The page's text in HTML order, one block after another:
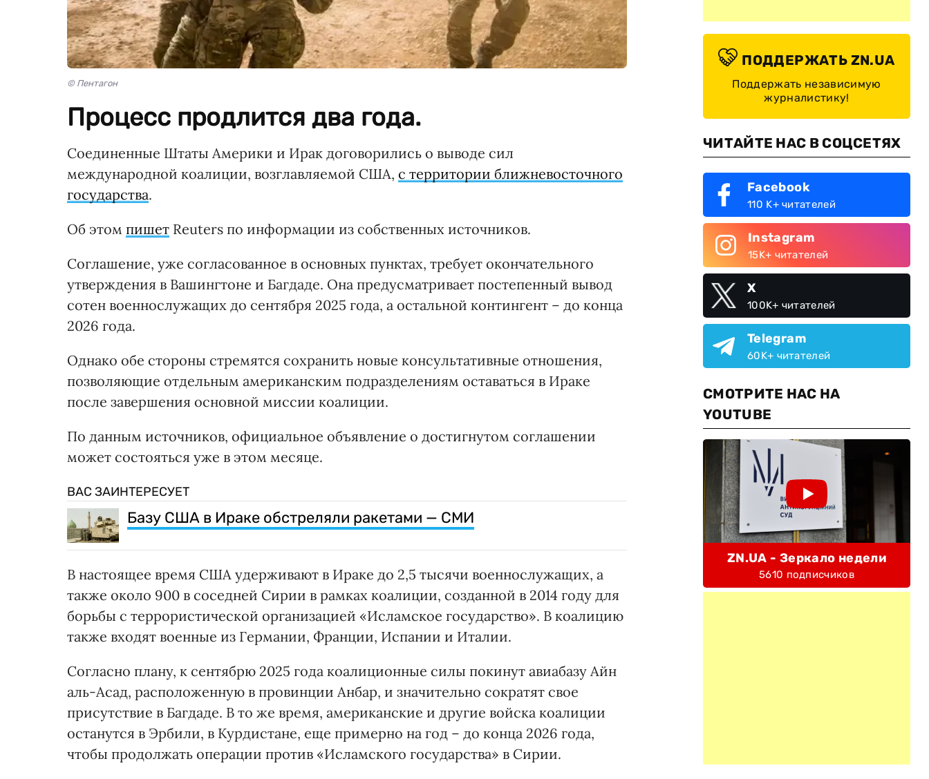
© Пентагон
Процесс продлится два года.
Соединенные Штаты Америки и Ирак договорились о выводе сил
международной коалиции, возглавляемой США, с территории ближневосточного
государства.
Об этом пишет Reuters по информации из собственных источников.
Соглашение, уже согласованное в основных пунктах, требует окончательного
утверждения в Вашингтоне и Багдаде. Она предусматривает постепенный вывод
сотен военнослужащих до сентября 2025 года, а остальной контингент – до конца
2026 года.
Однако обе стороны стремятся сохранить новые консультативные отношения,
позволяющие отдельным американским подразделениям оставаться в Ираке
после завершения основной миссии коалиции.
По данным источников, официальное объявление о достигнутом соглашении
может состояться уже в этом месяце.
ВАС ЗАИНТЕРЕСУЕТ
Базу США в Ираке обстреляли ракетами — СМИ
В настоящее время США удерживают в Ираке до 2,5 тысячи военнослужащих, а
также около 900 в соседней Сирии в рамках коалиции, созданной в 2014 году для
борьбы с террористической организацией «Исламское государство». В коалицию
также входят военные из Германии, Франции, Испании и Италии.
Согласно плану, к сентябрю 2025 года коалиционные силы покинут авиабазу Айн
аль-Асад, расположенную в провинции Анбар, и значительно сократят свое
присутствие в Багдаде. В то же время, американские и другие войска коалиции
останутся в Эрбили, в Курдистане, еще примерно на год – до конца 2026 года,
чтобы продолжать операции против «Исламского государства» в Сирии.
ПОДДЕРЖАТЬ ZN.UA
Поддержать независимую
журналистику!
ЧИТАЙТЕ НАС В СОЦСЕТЯХ
Facebook
110 K+ читателей
Instagram
15K+ читателей
X
100K+ читателей
Telegram
60K+ читателей
СМОТРИТЕ НАС НА
YOUTUBE
ZN.UA - Зеркало недели
5610 подписчиков